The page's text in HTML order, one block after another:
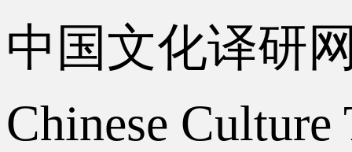
中国文化译研
Chinese